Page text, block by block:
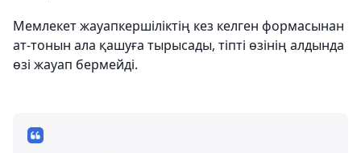
Мемлекет жауапкершіліктің кез келген формасынан
ат-тонын ала қашуға тырысады, тіпті өзінің алдында
өзі жауап бермейді.